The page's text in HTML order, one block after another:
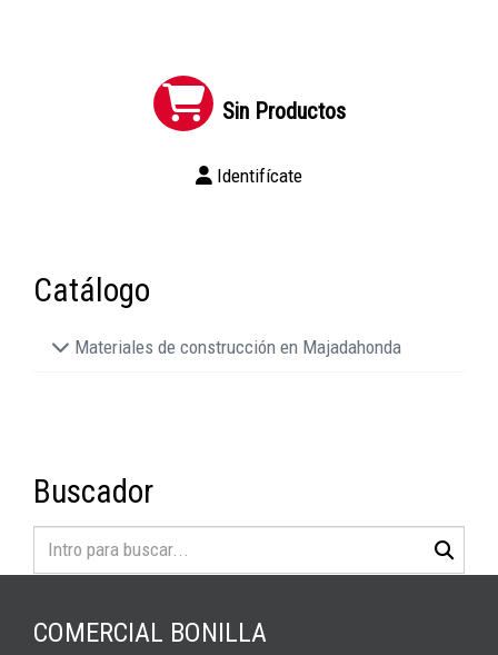
Sin Productos
Identifícate
Catálogo
Materiales de construcción en Majadahonda
Buscador
COMERCIAL BONILLA